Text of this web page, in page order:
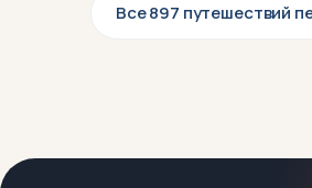
Все 897 путешествий